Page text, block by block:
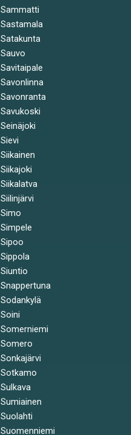
Sammatti
Sastamala
Satakunta
Sauvo
Savitaipale
Savonlinna
Savonranta
Savukoski
Seinäjoki
Sievi
Siikainen
Siikajoki
Siikalatva
Siilinjärvi
Simo
Simpele
Sipoo
Sippola
Siuntio
Snappertuna
Sodankylä
Soini
Somerniemi
Somero
Sonkajärvi
Sotkamo
Sulkava
Sumiainen
Suolahti
Suomenniemi